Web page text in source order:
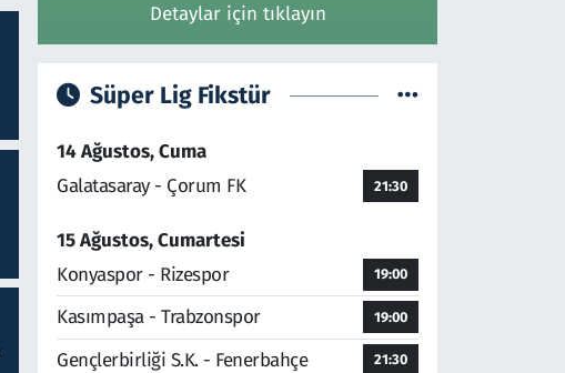
Detaylar için tıklayın
Süper Lig Fikstür
14 Ağustos, Cuma
Galatasaray - Çorum FK
21:30
15 Ağustos, Cumartesi
Konyaspor - Rizespor
19:00
Kasımpaşa - Trabzonspor 19:00
Gençlerbirliği S.K. - Fenerbahçe 21:30